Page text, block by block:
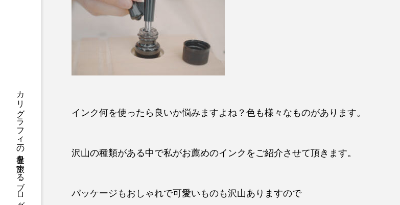
カリグラフィーの世界を旅するブログ インク何を使ったら良いか悩みますよね？色も様々なものがあります。
沢山の種類がある中で私がお薦めのインクをご紹介させて頂きます。
パッケージもおしゃれで可愛いものも沢山ありますので